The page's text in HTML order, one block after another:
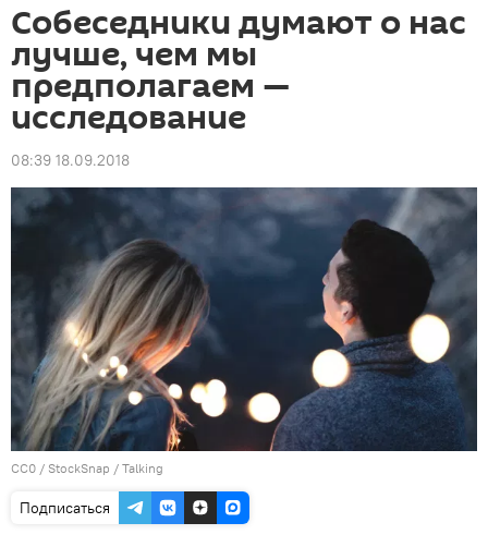
Собеседники думают о нас
лучше, чем мы
предполагаем —
исследование
08:39 18.09.2018
CC0 / StockSnap / Talking
Подписаться